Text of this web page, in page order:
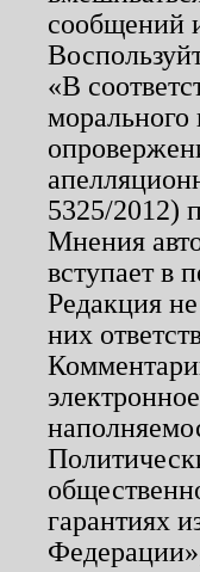
сообщений
«В
5325/2012)
Мнения
вступает в
Редакция
них
гарантиях